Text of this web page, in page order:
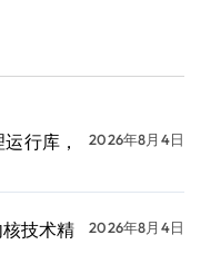
行库，
2026年8月4日
技术精
2026年8月4日